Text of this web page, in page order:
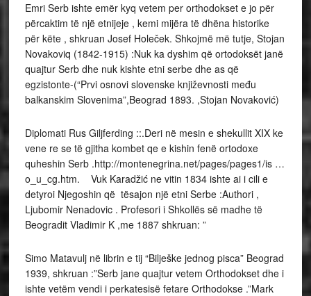
Emri Serb ishte emër kyq vetem per orthodokset e jo për
përcaktim të një etnijeje , kemi mijëra të dhëna historike
për këte , shkruan Josef Holeček. Shkojmë më tutje, Stojan
Novakoviq (1842-1915) :Nuk ka dyshim që ortodoksët janë
quajtur Serb dhe nuk kishte etni serbe dhe as që
egzistonte-(“Prvi osnovi slovenske književnosti među
balkanskim Slovenima”,Beograd 1893. ,Stojan Novaković)
Diplomati Rus Giljferding ::.Deri në mesin e shekullit XIX ke
vene re se të gjitha kombet qe e kishin fenë ortodoxe
quheshin Serb .http://montenegrina.net/pages/pages1/is …
o_u_cg.htm. Vuk Karadžić ne vitin 1834 ishte ai i cili e
detyroi Njegoshin që tësajon një etni Serbe :Authori ,
Ljubomir Nenadovic . Profesori i Shkollës së madhe të
Beogradit Vladimir K ,me 1887 shkruan: ”
Simo Matavulj në librin e tij “Bilješke jednog pisca” Beograd
1939, shkruan :”Serb jane quajtur vetem Orthodokset dhe i
ishte vetëm vendi i perkatesisë fetare Orthodokse .”Mark